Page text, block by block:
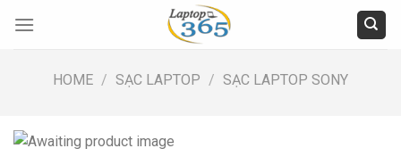
HOME / SẠC LAPTOP / SẠC LAPTOP SONY